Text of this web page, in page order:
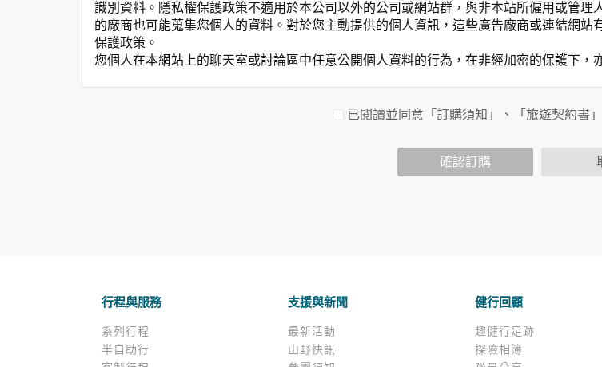
識別資料。隱私權保護政策不適用於本公司以外的公司或網站群，與非本站所僱用或管
的廠商也可能蒐集您個人的資料。對於您主動提供的個人資訊，這些廣告廠商或連結網
保護政策。
您個人在本網站上的聊天室或討論區中任意公開個人資料的行為，在非經加密的保護下，
為了在本網站提供您最佳的互動性服務，可能會請您提供相關個人的資料，其範圍如下：
於一般瀏覽時，伺服器會自行記錄相關行徑，包括您使用連線設備的 IP 位址、使用時間
其他除了上述，會保留您在上網瀏覽或查詢時，伺服器自行產生的相關記錄，包括您使
錄等。本網站會對個別連線者的瀏覽器予以標示，歸納使用者瀏覽器在本網站內部所瀏
項記錄和您對應。請您注意，在本網站網刊登廣告之廠商，或與連結本網站，也可能蒐
網站有其個別的私權保護政策，其資料處理措施不適用本網站隱私權保護政策，本公司不
已閱讀並同意「訂購須知」、「旅遊契約書
確認訂購
行程與服務
系列行程
半自助行
支援與新聞
最新活動
山野快訊
健行回顧
趣健行足跡
探險相簿